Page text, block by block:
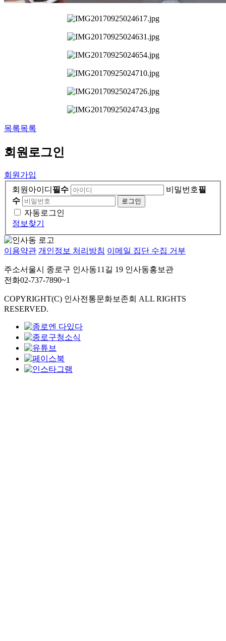
목록목록
회원 로그인
회원가입
회원아이디 필수 비밀번호필
수
자동로그인
정보찾기
이용약관 개인정보 처리방침 이메일 집단 수집 거부
주소서울시 종로구 인사동11길 19 인사동홍보관
전화02-737-7890~1
COPYRIGHT(C) 인사전통문화보존회 ALL RIGHTS
RESERVED.